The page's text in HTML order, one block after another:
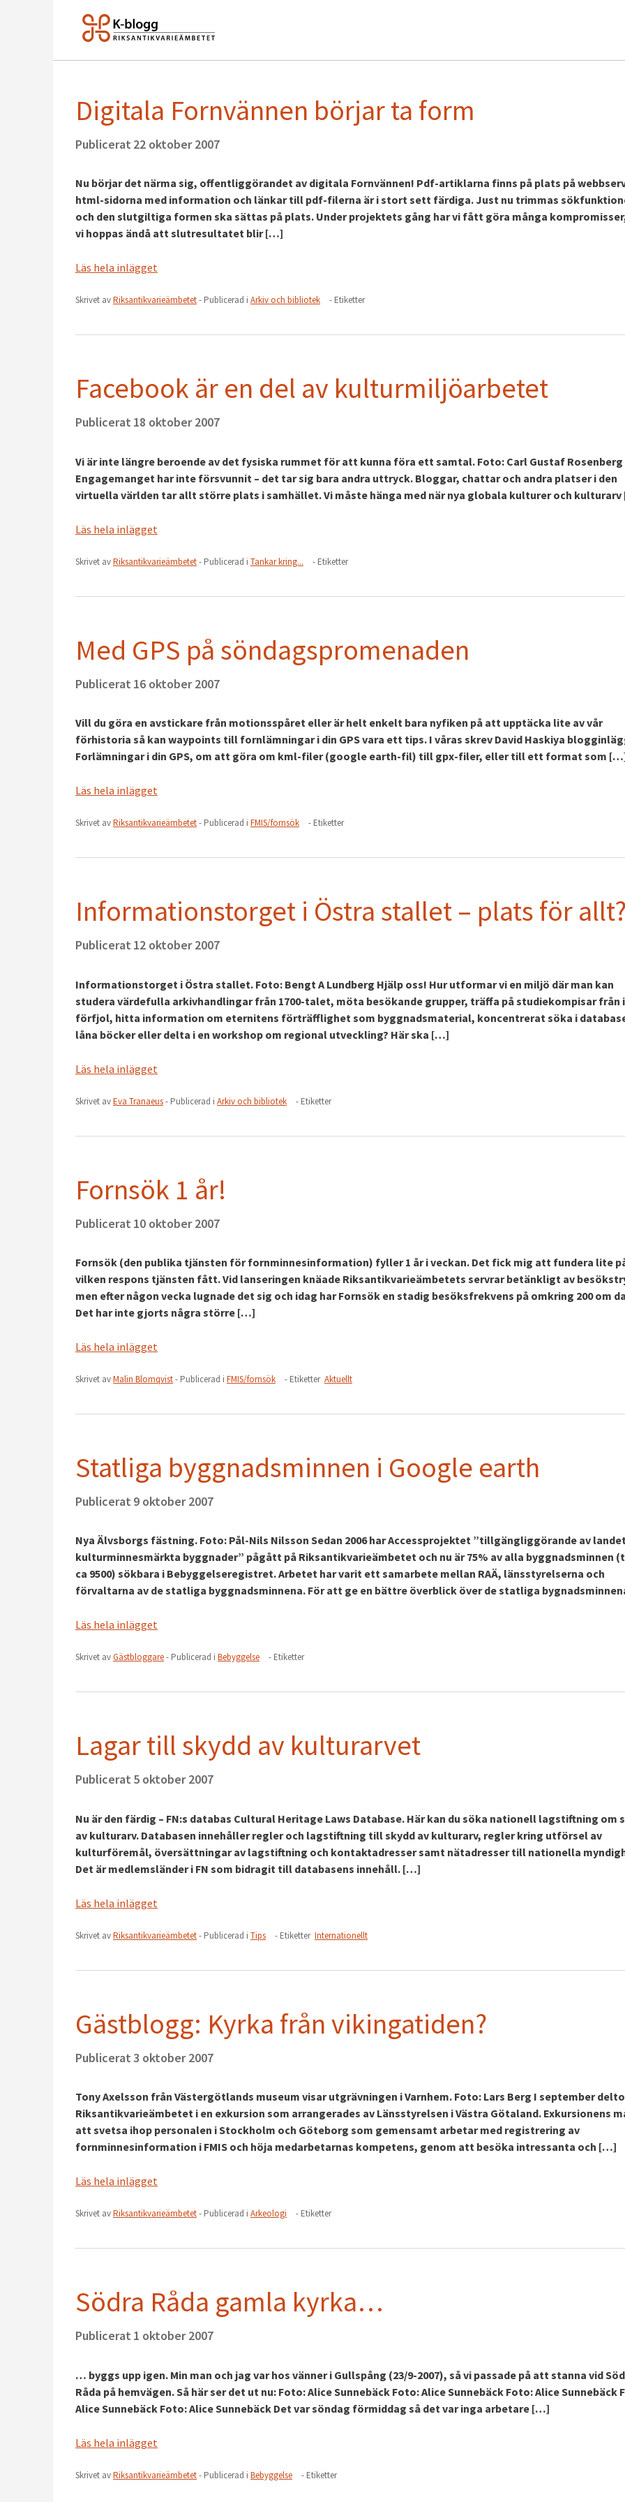
Digitala Fornvännen börjar ta form
Publicerat 22 oktober 2007
Nu börjar det närma sig, offentliggörandet av digitala Fornvännen! Pdf-artiklarna finns på plats på
html-sidorna med information och länkar till pdf-filerna är i stort sett färdiga. Just nu trimmas
och den slutgiltiga formen ska sättas på plats. Under projektets gång har vi fått göra många
vi hoppas ändå att slutresultatet blir […]
Läs hela inlägget
Skrivet avRiksantikvarieämbetet- Publicerad i Arkiv och bibliotek - Etiketter
Facebook är en del av kulturmiljöarbetet
Publicerat 18 oktober 2007
Vi är inte längre beroende av det fysiska rummet för att kunna föra ett samtal. Foto: Carl Gustaf Rosenberg
Engagemanget har inte försvunnit – det tar sig bara andra uttryck. Bloggar, chattar och andra platser i den
virtuella världen tar allt större plats i samhället. Vi måste hänga med när nya globala kulturer och
Läs hela inlägget
Skrivet avRiksantikvarieämbetet- Publicerad i Tankar kring... - Etiketter
Med GPS på söndagspromenaden
Publicerat 16 oktober 2007
Vill du göra en avstickare från motionsspåret eller är helt enkelt bara nyfiken på att upptäcka lite av vår
förhistoria så kan waypoints till fornlämningar i din GPS vara ett tips. I våras skrev David Haskiya
Forlämningar i din GPS, om att göra om kml-filer (google earth-fil) till gpx-filer, eller till ett format som
Läs hela inlägget
Skrivet avRiksantikvarieämbetet- Publicerad i FMIS/fornsök - Etiketter
Informationstorget i Östra stallet – plats för
Publicerat 12 oktober 2007
Informationstorget i Östra stallet. Foto: Bengt A Lundberg Hjälp oss! Hur utformar vi en miljö där man kan
studera värdefulla arkivhandlingar från 1700-talet, möta besökande grupper, träffa på studiekompisar från i
förfjol, hitta information om eternitens förträfflighet som byggnadsmaterial, koncentrerat söka i
låna böcker eller delta i en workshop om regional utveckling? Här ska […]
Läs hela inlägget
Skrivet avEva Tranaeus- Publicerad i Arkiv och bibliotek - Etiketter
Fornsök 1 år!
Publicerat 10 oktober 2007
Fornsök (den publika tjänsten för fornminnesinformation) fyller 1 år i veckan. Det fick mig att fundera lite
vilken respons tjänsten fått. Vid lanseringen knäade Riksantikvarieämbetets servrar betänkligt av
men efter någon vecka lugnade det sig och idag har Fornsök en stadig besöksfrekvens på omkring 200 om
Det har inte gjorts några större […]
Läs hela inlägget
Skrivet avMalin Blomqvist- Publicerad i FMIS/fornsök - Etiketter Aktuellt
Statliga byggnadsminnen i Google earth
Publicerat 9 oktober 2007
Nya Älvsborgs fästning. Foto: Pål-Nils Nilsson Sedan 2006 har Accessprojektet ”tillgängliggörande av
kulturminnesmärkta byggnader” pågått på Riksantikvarieämbetet och nu är 75% av alla byggnadsminnen
ca 9500) sökbara i Bebyggelseregistret. Arbetet har varit ett samarbete mellan RAÄ, länsstyrelserna och
förvaltarna av de statliga byggnadsminnena. För att ge en bättre överblick över de statliga
Läs hela inlägget
Skrivet avGästbloggare- Publicerad i Bebyggelse - Etiketter
Lagar till skydd av kulturarvet
Publicerat 5 oktober 2007
Nu är den färdig – FN:s databas Cultural Heritage Laws Database. Här kan du söka nationell lagstiftning om
av kulturarv. Databasen innehåller regler och lagstiftning till skydd av kulturarv, regler kring utförsel av
kulturföremål, översättningar av lagstiftning och kontaktadresser samt nätadresser till nationella
Det är medlemsländer i FN som bidragit till databasens innehåll. […]
Läs hela inlägget
Skrivet avRiksantikvarieämbetet- Publicerad i Tips - Etiketter Internationellt
Gästblogg: Kyrka från vikingatiden?
Publicerat3 oktober 2007
Tony Axelsson från Västergötlands museum visar utgrävningen i Varnhem. Foto: Lars Berg I september
Riksantikvarieämbetet i en exkursion som arrangerades av Länsstyrelsen i Västra Götaland. Exkursionens
att svetsa ihop personalen i Stockholm och Göteborg som gemensamt arbetar med registrering av
fornminnesinformation i FMIS och höja medarbetarnas kompetens, genom att besöka intressanta och […]
Läs hela inlägget
Skrivet avRiksantikvarieämbetet- Publicerad i Arkeologi - Etiketter
Södra Råda gamla kyrka…
Publicerat 1 oktober 2007
… byggs upp igen. Min man och jag var hos vänner i Gullspång (23/9-2007), så vi passade på att stanna vid
Råda på hemvägen. Så här ser det ut nu: Foto: Alice Sunnebäck Foto: Alice Sunnebäck Foto: Alice Sunnebäck
Alice Sunnebäck Foto: Alice Sunnebäck Det var söndag förmiddag så det var inga arbetare […]
Läs hela inlägget
Skrivet avRiksantikvarieämbetet- Publicerad i Bebyggelse - Etiketter